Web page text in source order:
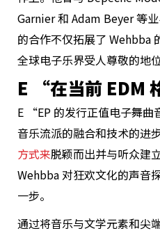
Garnier 和 Adam Beyer 等
的合作不仅拓展了 Wehbba
全球电子乐界受人尊敬的地位
E “在当前 EDM
E “EP 的发行正值电子舞曲
音乐流派的融合和技术的进
方式来脱颖而出并与听众建
Wehbba 对狂欢文化的声音
一步。
通过将音乐与文学元素和尖